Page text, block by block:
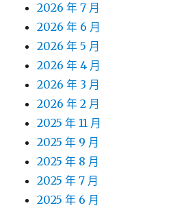
2026 年 7 月
2026 年 6 月
2026 年 5 月
2026 年 4 月
2026 年 3 月
2026 年 2 月
2025 年 11 月
2025 年 9 月
2025 年 8 月
2025 年 7 月
2025 年 6 月